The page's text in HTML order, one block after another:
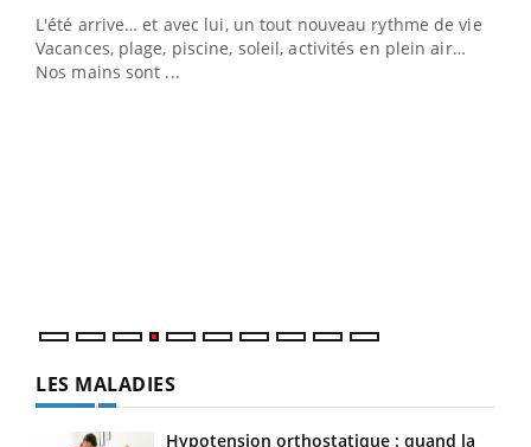
L'été arrive… et avec lui, un tout nouveau rythme de vie !
Vacances, plage, piscine, soleil, activités en plein air…
Nos mains sont ...
LES MALADIES
Hypotension orthostatique : quand la